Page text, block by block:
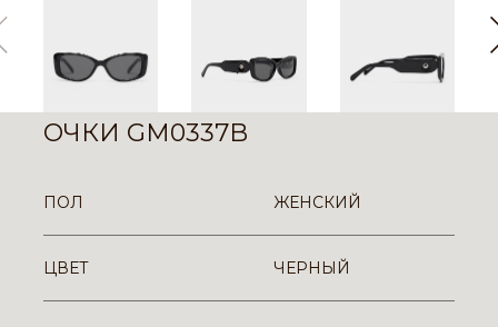
ОЧКИ GM0337B
ПОЛ ЖЕНСКИЙ
ЦВЕТ ЧЕРНЫЙ